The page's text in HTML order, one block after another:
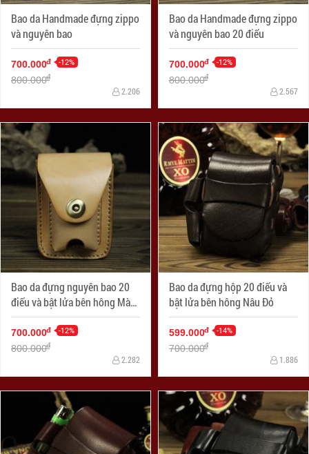
Bao da Handmade đựng zippo
và nguyên bao
700.000đ -12%
800.000đ
2.206
Bao da Handmade đựng zippo
và nguyên bao 20 điếu
700.000đ -12%
800.000đ
2.567
Bao da đựng nguyên bao 20
điếu và bật lửa bên hông Màu
Da
700.000đ -12%
800.000đ
2.282
Bao da đựng hộp 20 điếu và
bật lửa bên hông Nâu Đỏ
599.000đ -14%
700.000đ
1.886